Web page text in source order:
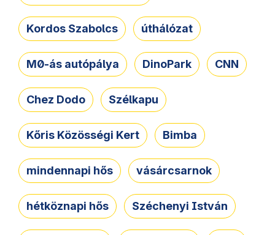
Kordos Szabolcs úthálózat
M0-ás autópálya DinoPark CNN
Chez Dodo Szélkapu
Kőris Közösségi Kert Bimba
mindennapi hős vásárcsarnok
hétköznapi hős Széchenyi István